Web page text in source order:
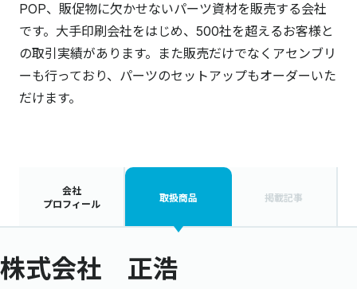
POP、販促物に欠かせないパーツ資材を販売する会社
です。大手印刷会社をはじめ、500社を超えるお客様と
の取引実績があります。また販売だけでなくアセンブリ
ーも行っており、パーツのセットアップもオーダーいた
だけます。
会社
プロフィール
取扱商品 掲載記事
株式会社 正浩